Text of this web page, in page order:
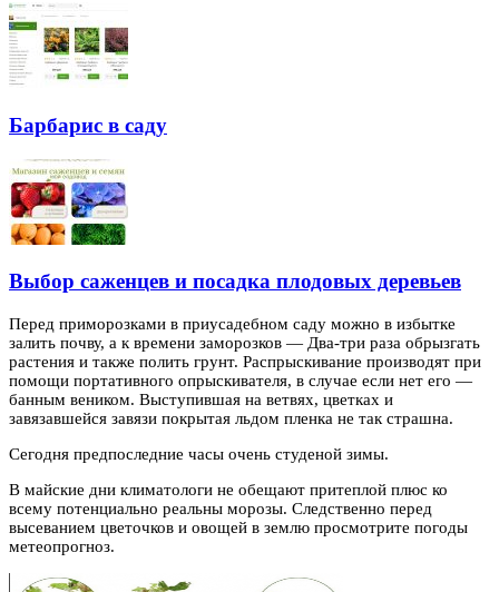
Барбарис в саду
Выбор саженцев и посадка плодовых деревьев
Перед приморозками в приусадебном саду можно в избытке
залить почву, а к времени заморозков — Два-три раза обрызгать
растения и также полить грунт. Распрыскивание производят при
помощи портативного опрыскивателя, в случае если нет его —
банным веником. Выступившая на ветвях, цветках и
завязавшейся завязи покрытая льдом пленка не так страшна.
Сегодня предпоследние часы очень студеной зимы.
В майские дни климатологи не обещают притеплой плюс ко
всему потенциально реальны морозы. Следственно перед
высеванием цветочков и овощей в землю просмотрите погоды
метеопрогноз.